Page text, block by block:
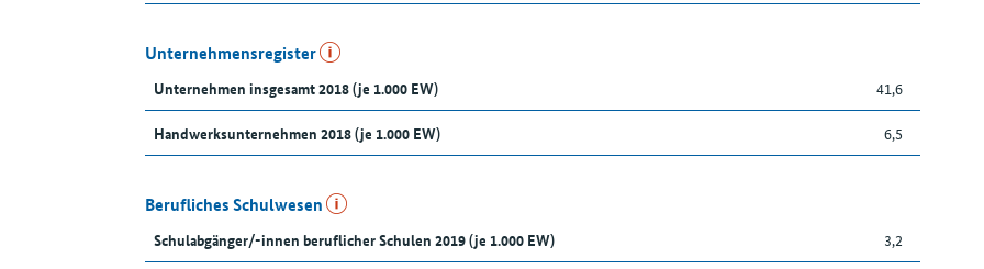
Unternehmensregister
Unternehmen insgesamt 2018 (je 1.000 EW) 41,6
Handwerksunternehmen 2018 (je 1.000 EW) 6,5
Berufliches Schulwesen
Schulabgänger/-innen beruflicher Schulen 2019 (je 1.000 EW) 3,2